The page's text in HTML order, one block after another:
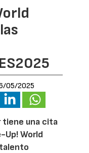
05/2025
tiene una cita
Up! World